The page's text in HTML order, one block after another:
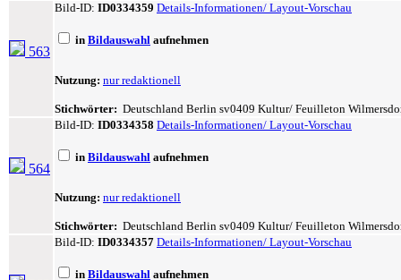
563
Bild-ID: ID0334359 Details-Informationen/ Layout-Vorschau
in Bildauswahl aufnehmen
Nutzung: nur redaktionell
Stichwörter: Deutschland Berlin sv0409 Kultur/ Feuilleton
564
Bild-ID: ID0334358 Details-Informationen/ Layout-Vorschau
in Bildauswahl aufnehmen
Nutzung: nur redaktionell
Stichwörter: Deutschland Berlin sv0409 Kultur/ Feuilleton
Bild-ID: ID0334357 Details-Informationen/ Layout-Vorschau
in Bildauswahl aufnehmen